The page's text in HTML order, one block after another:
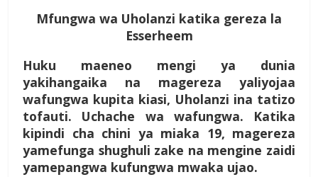
Mfungwa wa Uholanzi katika gereza la
Esserheem
Huku maeneo mengi ya dunia
yakihangaika na magereza yaliyojaa
wafungwa kupita kiasi, Uholanzi ina tatizo
tofauti. Uchache wa wafungwa. Katika
kipindi cha chini ya miaka 19, magereza
yamefunga shughuli zake na mengine zaidi
yamepangwa kufungwa mwaka ujao.